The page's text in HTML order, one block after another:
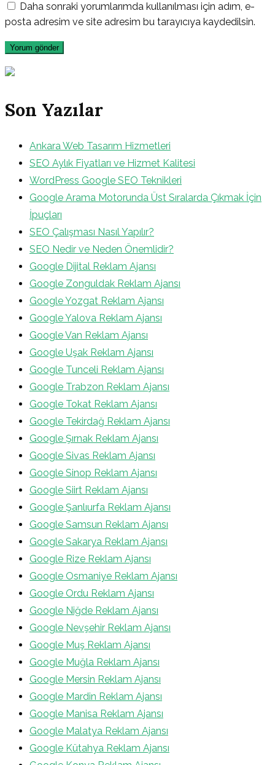
Daha sonraki yorumlarımda kullanılması için adım, e-
posta adresim ve site adresim bu tarayıcıya kaydedilsin.
Son Yazılar
Ankara Web Tasarım Hizmetleri
SEO Aylık Fiyatları ve Hizmet Kalitesi
WordPress Google SEO Teknikleri
Google Arama Motorunda Üst Sıralarda Çıkmak İçin
İpuçları
SEO Çalışması Nasıl Yapılır?
SEO Nedir ve Neden Önemlidir?
Google Dijital Reklam Ajansı
Google Zonguldak Reklam Ajansı
Google Yozgat Reklam Ajansı
Google Yalova Reklam Ajansı
Google Van Reklam Ajansı
Google Uşak Reklam Ajansı
Google Tunceli Reklam Ajansı
Google Trabzon Reklam Ajansı
Google Tokat Reklam Ajansı
Google Tekirdağ Reklam Ajansı
Google Şırnak Reklam Ajansı
Google Sivas Reklam Ajansı
Google Sinop Reklam Ajansı
Google Siirt Reklam Ajansı
Google Şanlıurfa Reklam Ajansı
Google Samsun Reklam Ajansı
Google Sakarya Reklam Ajansı
Google Rize Reklam Ajansı
Google Osmaniye Reklam Ajansı
Google Ordu Reklam Ajansı
Google Niğde Reklam Ajansı
Google Nevşehir Reklam Ajansı
Google Muş Reklam Ajansı
Google Muğla Reklam Ajansı
Google Mersin Reklam Ajansı
Google Mardin Reklam Ajansı
Google Manisa Reklam Ajansı
Google Malatya Reklam Ajansı
Google Kütahya Reklam Ajansı